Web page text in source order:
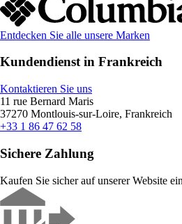
Entdecken Sie alle unsere Marken
Kundendienst in Frankreich
Kontaktieren Sie uns
11 rue Bernard Maris
37270 Montlouis-sur-Loire, Frankreich
+33 1 86 47 62 58
Sichere Zahlung
Kaufen Sie sicher auf unserer Website ein